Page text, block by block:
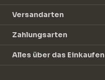
Versandarten
Zahlungsarten
Alles über das Einkaufen